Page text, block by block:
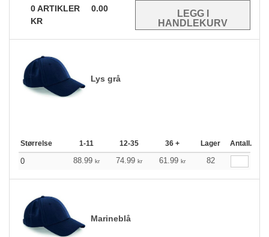
0ARTIKLER
0.00
KR
Lys grå
Størrelse 1-11 12-35 36 + Lager Antall.
0 88.99 kr 74.99 kr 61.99 kr 82
Marineblå